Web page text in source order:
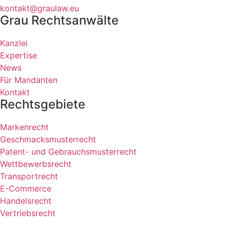
kontakt@graulaw.eu
Grau Rechtsanwälte
Kanzlei
Expertise
News
Für Mandanten
Kontakt
Rechtsgebiete
Markenrecht
Geschmacksmusterrecht
Patent- und Gebrauchsmusterrecht
Wettbewerbsrecht
Transportrecht
E-Commerce
Handelsrecht
Vertriebsrecht